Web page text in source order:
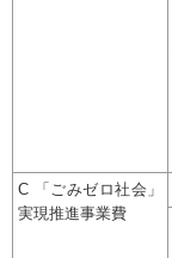
C 「ごみゼロ社会」
実現推進事業費